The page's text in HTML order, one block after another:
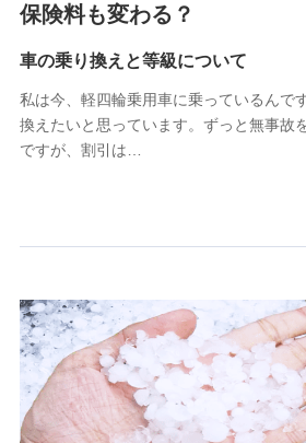
(https://www.zurichssi.co.jp/)
(https://www.tokiomarine-x.co.jp/)
(https://pshoken.co.jp/)
リトルファミリー少額短期保険株
(https://www.littlefamily-ssi.com/)
郵便、電話、およびＥメール等により
た維持管理等の委託業務遂行のため、
連する当社および提携会社のサービス
（なお、当社は複数の保険会社と取引
情報を取引のある他の保険会社の商品
るために利用させていただくことがあ
上記に係る連絡・手続き・管理等付帯
保険料も変わる？
車の乗り換えと等級について
私は今、軽四輪乗用車に乗っているんで
換えたいと思っています。ずっと無事故
ですが、割引は…